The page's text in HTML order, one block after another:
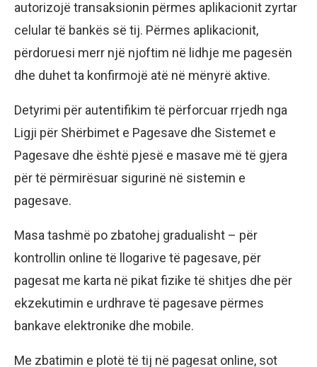
autorizojë transaksionin përmes aplikacionit zyrtar
celular të bankës së tij. Përmes aplikacionit,
përdoruesi merr një njoftim në lidhje me pagesën
dhe duhet ta konfirmojë atë në mënyrë aktive.
Detyrimi për autentifikim të përforcuar rrjedh nga
Ligji për Shërbimet e Pagesave dhe Sistemet e
Pagesave dhe është pjesë e masave më të gjera
për të përmirësuar sigurinë në sistemin e
pagesave.
Masa tashmë po zbatohej gradualisht – për
kontrollin online të llogarive të pagesave, për
pagesat me karta në pikat fizike të shitjes dhe për
ekzekutimin e urdhrave të pagesave përmes
bankave elektronike dhe mobile.
Me zbatimin e plotë të tij në pagesat online, sot